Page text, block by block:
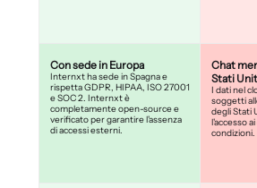
Con sede in Europa
Internxt ha sede in Spagna e
rispetta GDPR, HIPAA, ISO 27001
e SOC 2. Internxt è
completamente open-source e
verificato per garantire l'assenza
di accessi esterni.
Chat
Stati
I dati nel
soggetti
degli Stati
l'accesso
condizioni.